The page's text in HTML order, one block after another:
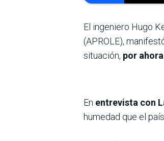
El ingeniero Hugo
(APROLE),
situación, por
En entrevista con
humedad que el